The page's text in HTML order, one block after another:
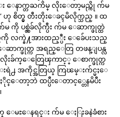
ေနာက္တႀကိမ္ လိုးေတာ့မည္ကို က်မ
ဟု စိတ္မွ တီးတိုးေခၚမိလိုက္သည္ ။ ထ
ကို ပစ္လွဲခ်လိုက္ပီး က်မ ေဆာက္ဖုတ္ထဲ
လက္နဲ႔အားထည့္ပီး ေခ်ေပးသည္
ာက္ဖုတ္က အရည္ေတြ တဖန္ျပန္လ
းခ်က္ေတြေၾကာင့္ ေစာက္ဖုတ္က
႕ အကိုင္အတြယ္ ကြၽမ္းက်င္မႈေ
ေတာ့ဘဲ ထပ္ပီးေတာင့္တေနမိပီး
ႊေနရင္း က်မ ေႏြးခနဲခံစား